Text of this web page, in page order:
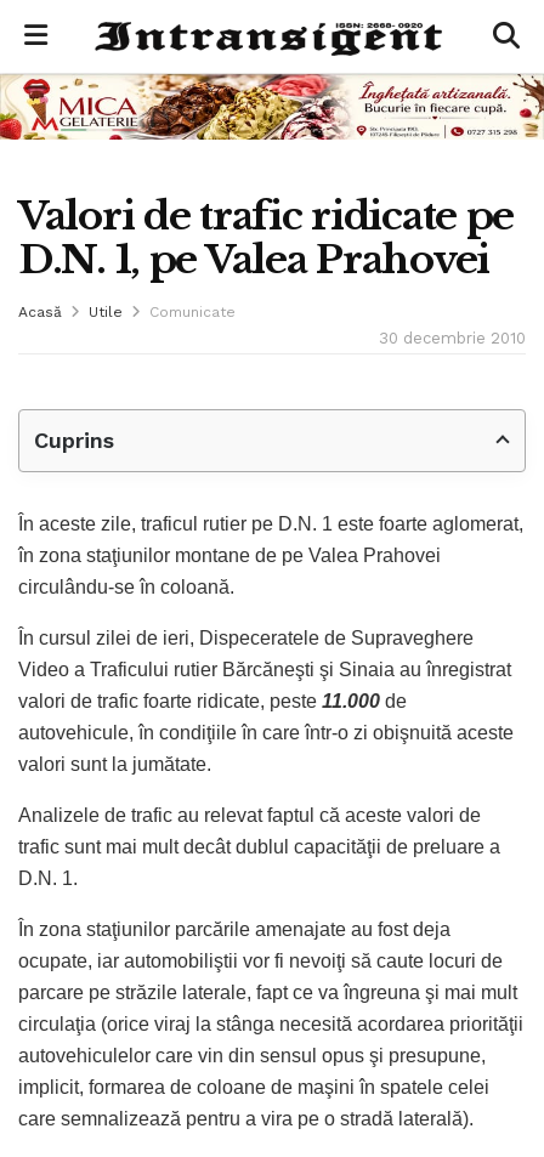
Valori de trafic ridicate pe
D.N. 1, pe Valea Prahovei
Acasă Utile Comunicate
30 decembrie 2010
Cuprins
În aceste zile, traficul rutier pe D.N. 1 este foarte aglomerat,
în zona staţiunilor montane de pe Valea Prahovei
circulându-se în coloană.
În cursul zilei de ieri, Dispeceratele de Supraveghere
Video a Traficului rutier Bărcăneşti şi Sinaia au înregistrat
valori de trafic foarte ridicate, peste 11.000 de
autovehicule, în condiţiile în care într-o zi obişnuită aceste
valori sunt la jumătate.
Analizele de trafic au relevat faptul că aceste valori de
trafic sunt mai mult decât dublul capacităţii de preluare a
D.N. 1.
În zona staţiunilor parcările amenajate au fost deja
ocupate, iar automobiliştii vor fi nevoiţi să caute locuri de
parcare pe străzile laterale, fapt ce va îngreuna şi mai mult
circulaţia (orice viraj la stânga necesită acordarea priorităţii
autovehiculelor care vin din sensul opus şi presupune,
implicit, formarea de coloane de maşini în spatele celei
care semnalizează pentru a vira pe o stradă laterală).